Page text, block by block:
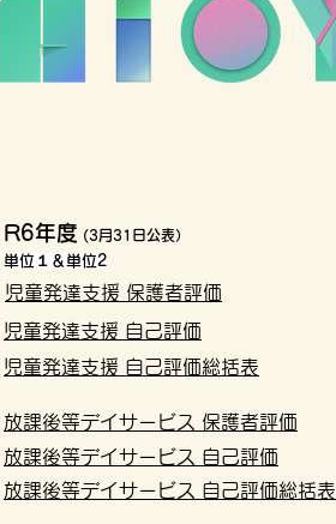
R6年度 (3月31日公表）
単位１＆単位2
児童発達支援 保護者評価
児童発達支援 自己評価
放課後等デイサービス 保護者評価
放課後等デイサービス 自己評価
児童発達支援 自己評価総括表
放課後等デイサービス 自己評価総括表